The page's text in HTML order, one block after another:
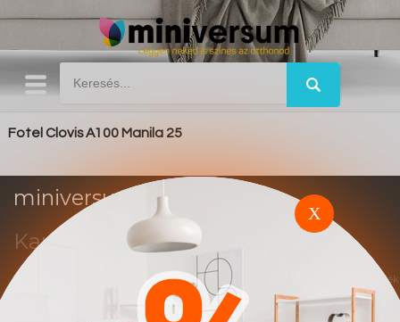
Fotel Clovis A100 Manila 25
miniversum.hu
Kapcsolat
Impresszum Trend
Ez a weboldal affiliate marketing rendszerben működik. A vásárlások után jutalék
X